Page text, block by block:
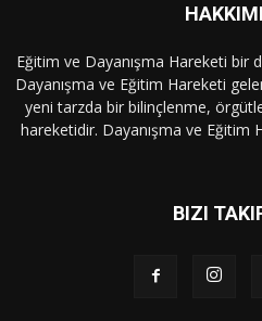
Eğitim ve Dayanışma Hareketi bir
Dayanışma ve Eğitim Hareketi
yeni tarzda bir bilinçlenme,
hareketidir. Dayanışma ve Eğitim
BIZI